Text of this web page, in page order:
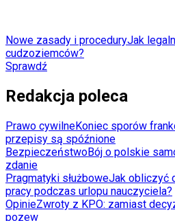
Nowe zasady i proceduryJak
cudzoziemców?
Sprawdź
Redakcja poleca
Prawo cywilneKoniec sporów
przepisy są spóźnione
BezpieczeństwoBój o polskie
zdanie
Pragmatyki służboweJak obliczyć
pracy podczas urlopu nauczyciela?
OpinieZwroty z KPO: zamiast
pozew